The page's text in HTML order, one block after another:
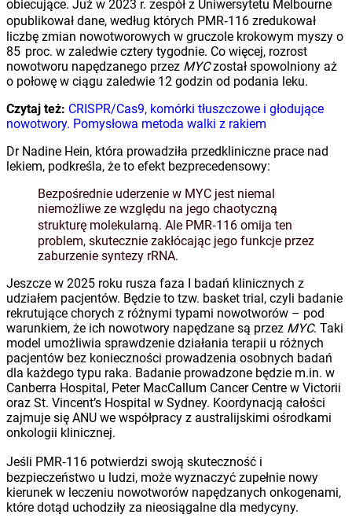
obiecujące. Już w 2023 r. zespół z Uniwersytetu Melbourne
opublikował dane, według których PMR‑116 zredukował
liczbę zmian nowotworowych w gruczole krokowym myszy o
85 proc. w zaledwie cztery tygodnie. Co więcej, rozrost
nowotworu napędzanego przez MYCzostał spowolniony aż
o połowę w ciągu zaledwie 12 godzin od podania leku.
Czytaj też: CRISPR/Cas9, komórki tłuszczowe i głodujące
nowotwory. Pomysłowa metoda walki z rakiem
Dr Nadine Hein, która prowadziła przedkliniczne prace nad
lekiem, podkreśla, że to efekt bezprecedensowy:
Bezpośrednie uderzenie w MYC jest niemal
niemożliwe ze względu na jego chaotyczną
strukturę molekularną. Ale PMR‑116 omija ten
problem, skutecznie zakłócając jego funkcje przez
zaburzenie syntezy rRNA.
Jeszcze w 2025 roku rusza faza I badań klinicznych z
udziałem pacjentów. Będzie to tzw. basket trial, czyli badanie
rekrutujące chorych z różnymi typami nowotworów – pod
warunkiem, że ich nowotwory napędzane są przez MYC. Taki
model umożliwia sprawdzenie działania terapii u różnych
pacjentów bez konieczności prowadzenia osobnych badań
dla każdego typu raka. Badanie prowadzone będzie m.in. w
Canberra Hospital, Peter MacCallum Cancer Centre w Victorii
oraz St. Vincent’s Hospital w Sydney. Koordynacją całości
zajmuje się ANU we współpracy z australijskimi ośrodkami
onkologii klinicznej.
Jeśli PMR‑116 potwierdzi swoją skuteczność i
bezpieczeństwo u ludzi, może wyznaczyć zupełnie nowy
kierunek w leczeniu nowotworów napędzanych onkogenami,
które dotąd uchodziły za nieosiągalne dla medycyny.